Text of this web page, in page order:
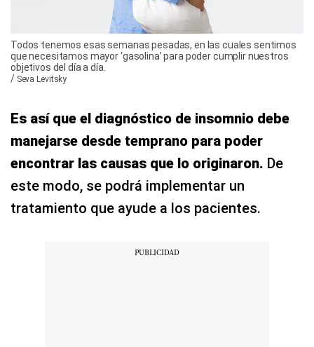
Todos tenemos esas semanas pesadas, en las cuales sentimos
que necesitamos mayor ‘gasolina’ para poder cumplir nuestros
objetivos del día a día.
/ Seva Levitsky
Es así que el diagnóstico de insomnio debe
manejarse desde temprano para poder
encontrar las causas que lo originaron. De
este modo, se podrá implementar un
tratamiento que ayude a los pacientes.